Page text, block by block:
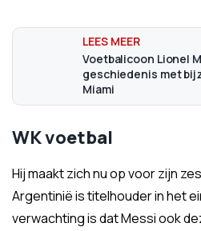
Voetbalicoon Lionel
geschiedenis met
Miami
WK voetbal
Hij maakt zich nu op voor zijn
Argentinië is titelhouder in het
verwachting is dat Messi ook